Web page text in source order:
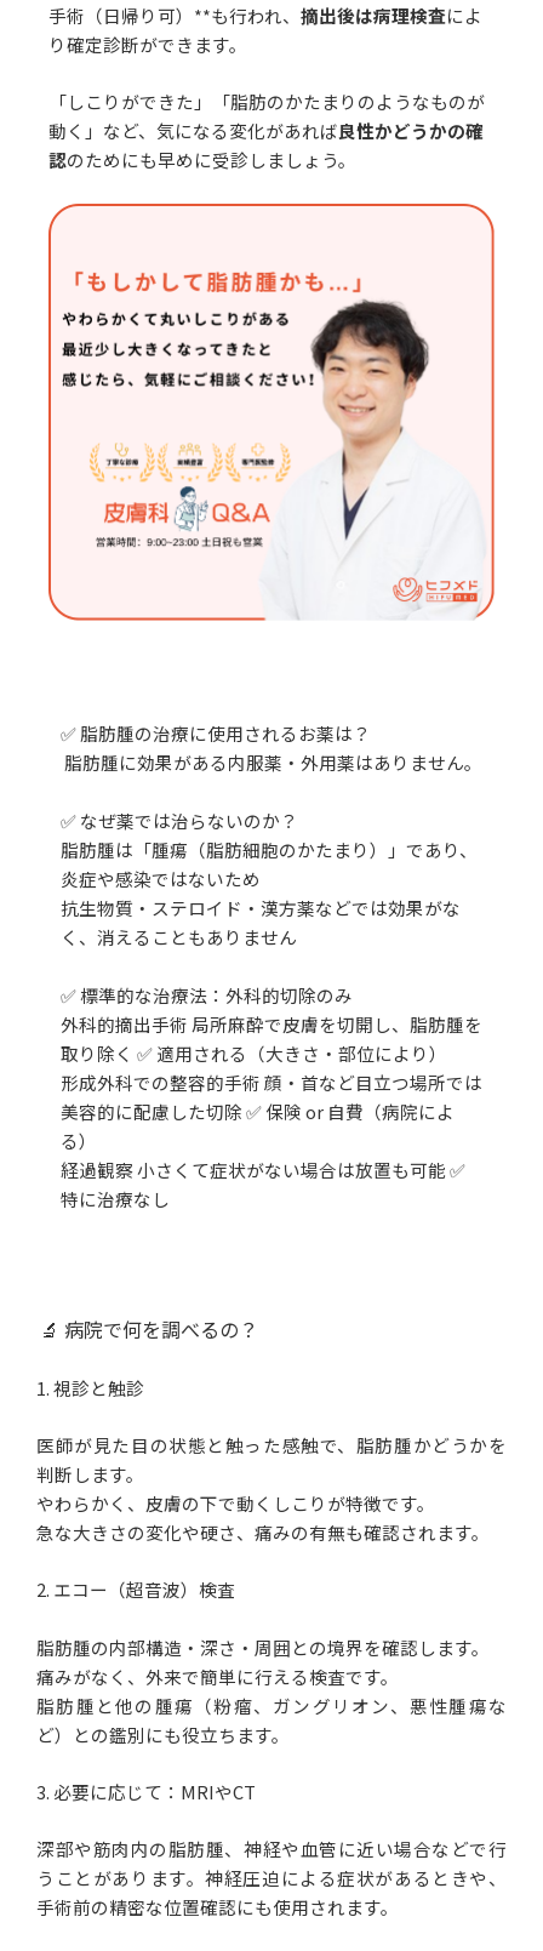
手術（日帰り可）**も行われ、 摘出後は病理検査によ
り確定診断ができます。
「しこりができた」「脂肪のかたまりのようなものが
動く」など、気になる変化があれば良性かどうかの確
認のためにも早めに受診しましょう。
✅ 脂肪腫の治療に使用されるお薬は？
脂肪腫に効果がある内服薬・外用薬はありません。
✅ なぜ薬では治らないのか？
脂肪腫は「腫瘍（脂肪細胞のかたまり）」であり、
炎症や感染ではないため
抗生物質・ステロイド・漢方薬などでは効果がな
く、消えることもありません
✅ 標準的な治療法：外科的切除のみ
外科的摘出手術 局所麻酔で皮膚を切開し、脂肪腫を
取り除く ✅ 適用される（大きさ・部位により）
形成外科での整容的手術 顔・首など目立つ場所では
美容的に配慮した切除 ✅ 保険 or 自費（病院によ
る）
経過観察 小さくて症状がない場合は放置も可能 ✅
特に治療なし
🔬 病院で何を調べるの？
1. 視診と触診
医師が見た目の状態と触った感触で、脂肪腫かどうかを
判断します。
やわらかく、皮膚の下で動くしこりが特徴です。
急な大きさの変化や硬さ、痛みの有無も確認されます。
2. エコー（超音波）検査
脂肪腫の内部構造・深さ・周囲との境界を確認します。
痛みがなく、外来で簡単に行える検査です。
脂肪腫と他の腫瘍（粉瘤、ガングリオン、悪性腫瘍な
ど）との鑑別にも役立ちます。
3. 必要に応じて：MRIやCT
深部や筋肉内の脂肪腫、神経や血管に近い場合などで行
うことがあります。神経圧迫による症状があるときや、
手術前の精密な位置確認にも使用されます。